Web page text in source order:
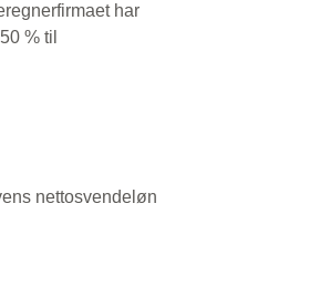
har
% til
nettosvendeløn